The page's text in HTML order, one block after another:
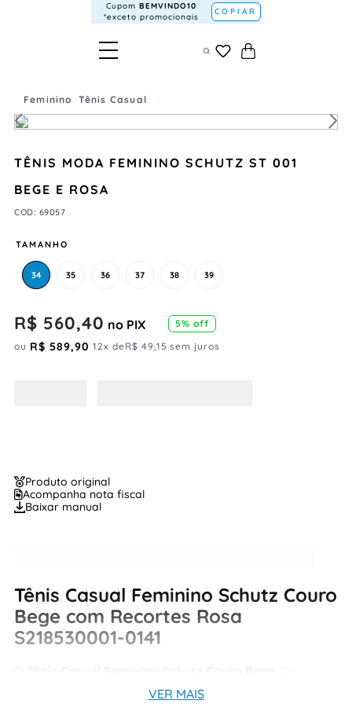
Cupom BEMVINDO10
*exceto promocionais
COPIAR
Feminino Tênis Casual
TÊNIS MODA FEMININO SCHUTZ ST 001
BEGE E ROSA
COD: 69057
TAMANHO
34 35 36 37 38 39
R$ 560,40 no PIX 5% off
ou R$ 589,90 12x deR$ 49,15 sem juros
Produto original
Acompanha nota fiscal
Baixar manual
Tênis Casual Feminino Schutz Couro
Bege com Recortes Rosa
S218530001-0141
combinação perfeita entre elegância, conforto e atitude
urbana. Confeccionado em couro, o modelo ganha um
VER MAIS